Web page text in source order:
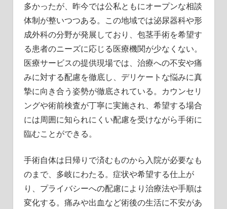
多かったが、昨今では公私ともにオープンな相談
体制が整いつつある。この地域では泌尿器科や形
成外科の分野が発展しており、包茎手術を希望す
る患者のニーズに応じる医療機関が少なくない。
医療サービスの提供現場では、治療への不安や痛
みに対する配慮を徹底し、デリケートな悩みに真
摯に向き合う姿勢が徹底されている。カウンセリ
ングや術前検査が丁寧に実施され、希望する場合
には周囲に知られにくい配慮を受けながら手術に
臨むことができる。
手術自体は日帰りで済むものから入院が必要なも
のまで、多岐にわたる。症状や希望する仕上が
り、プライバシーへの配慮により治療法や手順は
変化する。痛みや出血など術後の生活に不安があ